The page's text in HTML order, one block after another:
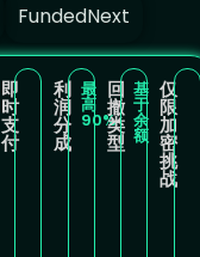
FundedNext
即
时
支
付
利
润
分
成
最
高
90%
回
撤
类
型
基
于
余
额
仅
限
加
密
挑
战